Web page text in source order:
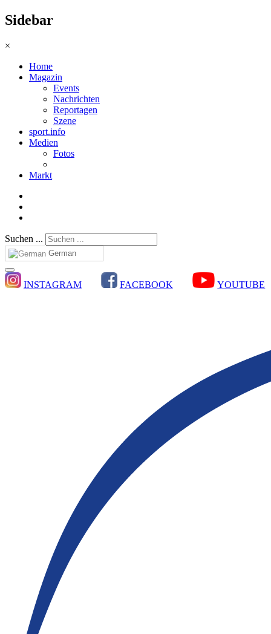
Sidebar
×
Home
Magazin
Events
Nachrichten
Reportagen
Szene
sport.info
Medien
Fotos
Markt
Suchen ...
German
INSTAGRAM FACEBOOK YOUTUBE